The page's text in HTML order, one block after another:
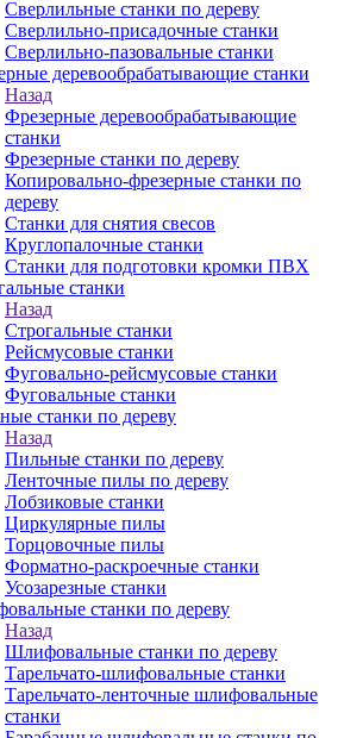
Сверлильные станки по дереву
Сверлильно-присадочные станки
Сверлильно-пазовальные станки
деревообрабатывающие станки
Назад
Фрезерные деревообрабатывающие
станки
Фрезерные станки по дереву
Копировально-фрезерные станки по
дереву
Станки для снятия свесов
Круглопалочные станки
Станки для подготовки кромки ПВХ
станки
Назад
Строгальные станки
Рейсмусовые станки
Фуговально-рейсмусовые станки
Фуговальные станки
станки по дереву
Назад
Пильные станки по дереву
Ленточные пилы по дереву
Лобзиковые станки
Циркулярные пилы
Торцовочные пилы
Форматно-раскроечные станки
Усозарезные станки
станки по дереву
Назад
Шлифовальные станки по дереву
Тарельчато-шлифовальные станки
Тарельчато-ленточные шлифовальные
станки